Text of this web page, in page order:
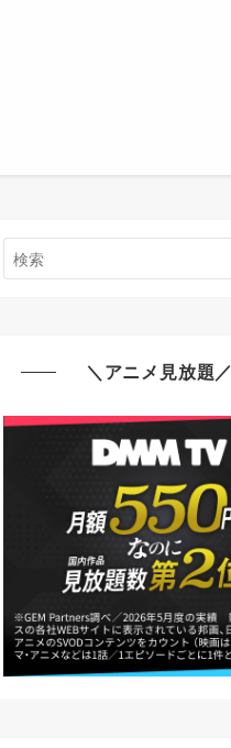
＼アニメ見放題／